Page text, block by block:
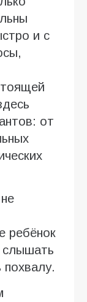
и с
от
ребёнок
слышать